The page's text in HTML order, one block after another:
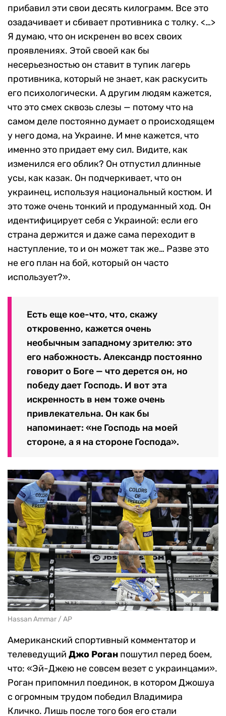
прибавил эти свои десять килограмм. Все это
озадачивает и сбивает противника с толку. <…>
Я думаю, что он искренен во всех своих
проявлениях. Этой своей как бы
несерьезностью он ставит в тупик лагерь
противника, который не знает, как раскусить
его психологически. А другим людям кажется,
что это смех сквозь слезы — потому что на
самом деле постоянно думает о происходящем
у него дома, на Украине. И мне кажется, что
именно это придает ему сил. Видите, как
изменился его облик? Он отпустил длинные
усы, как казак. Он подчеркивает, что он
украинец, используя национальный костюм. И
это тоже очень тонкий и продуманный ход. Он
идентифицирует себя с Украиной: если его
страна держится и даже сама переходит в
наступление, то и он может так же… Разве это
не его план на бой, который он часто
использует?».
Есть еще кое-что, что, скажу
откровенно, кажется очень
необычным западному зрителю: это
его набожность. Александр постоянно
говорит о Боге — что дерется он, но
победу дает Господь. И вот эта
искренность в нем тоже очень
привлекательна. Он как бы
напоминает: «не Господь на моей
стороне, а я на стороне Господа».
Hassan Ammar / AP
Американский спортивный комментатор и
телеведущий Джо Роган пошутил перед боем,
что: «Эй-Джею не совсем везет с украинцами».
Роган припомнил поединок, в котором Джошуа
с огромным трудом победил Владимира
Кличко. Лишь после того боя его стали